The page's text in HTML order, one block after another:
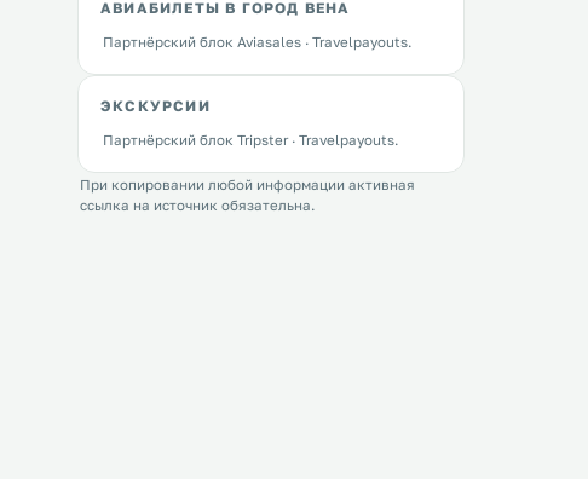
АВИАБИЛЕТЫ В ГОРОД ВЕНА
Партнёрский блок Aviasales · Travelpayouts.
ЭКСКУРСИИ
Партнёрский блок Tripster · Travelpayouts.
При копировании любой информации активная
ссылка на источник обязательна.